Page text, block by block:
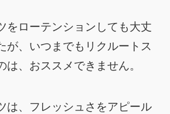
をローテンションしても大丈
が、いつまでもリクルートス
は、おススメできません。
は、フレッシュさをアピール